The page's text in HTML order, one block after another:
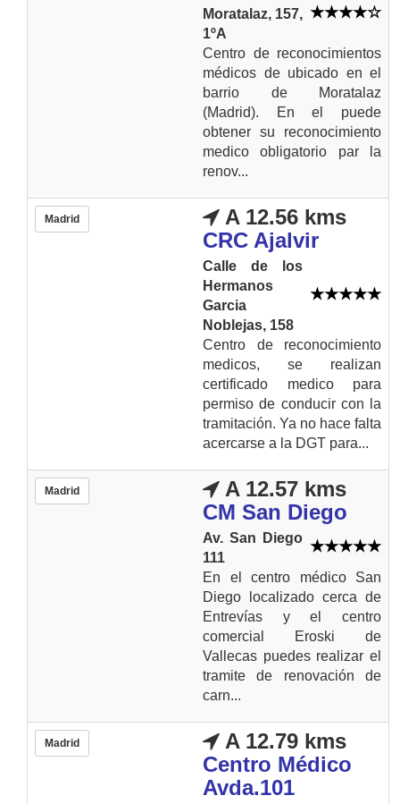
Moratalaz, 157,
1ºA
Centro de reconocimientos
médicos de ubicado en el
barrio de Moratalaz
(Madrid). En el puede
obtener su reconocimiento
medico obligatorio par la
renov...
Madrid
A 12.56 kms
CRC Ajalvir
Calle de los
Hermanos
Garcia
Noblejas, 158
Centro de reconocimiento
medicos, se realizan
certificado medico para
permiso de conducir con la
tramitación. Ya no hace falta
acercarse a la DGT para...
Madrid
A 12.57 kms
CM San Diego
Av. San Diego
111
En el centro médico San
Diego localizado cerca de
Entrevías y el centro
comercial Eroski de
Vallecas puedes realizar el
tramite de renovación de
carn...
Madrid
A 12.79 kms
Centro Médico
Avda.101